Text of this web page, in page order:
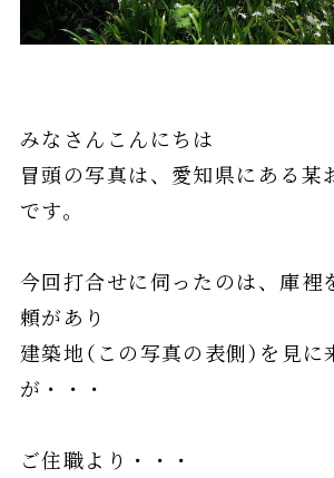
みなさんこんにちは
冒頭の写真は、愛知県にある某
です。
今回打合せに伺ったのは、庫裡
頼があり
建築地（この写真の表側）を見
が・・・
ご住職より・・・